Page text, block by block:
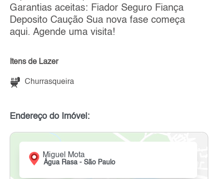
Garantias aceitas: Fiador Seguro Fiança
Deposito Caução Sua nova fase começa
aqui. Agende uma visita!
Itens de Lazer
Churrasqueira
Endereço do Imóvel:
Miguel Mota
Água Rasa - São Paulo